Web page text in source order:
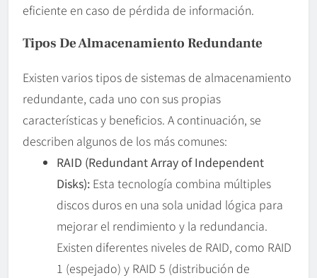
eficiente en caso de pérdida de información.
Tipos De Almacenamiento Redundante
Existen varios tipos de sistemas de almacenamiento
redundante, cada uno con sus propias
características y beneficios. A continuación, se
describen algunos de los más comunes:
RAID (Redundant Array of Independent
Disks): Esta tecnología combina múltiples
discos duros en una sola unidad lógica para
mejorar el rendimiento y la redundancia.
Existen diferentes niveles de RAID, como RAID
1 (espejado) y RAID 5 (distribución de